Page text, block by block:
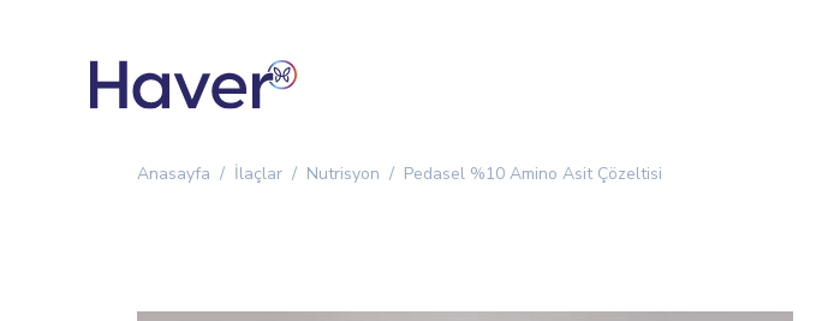
Anasayfa İlaçlar Nutrisyon Pedasel %10 Amino Asit Çözeltisi